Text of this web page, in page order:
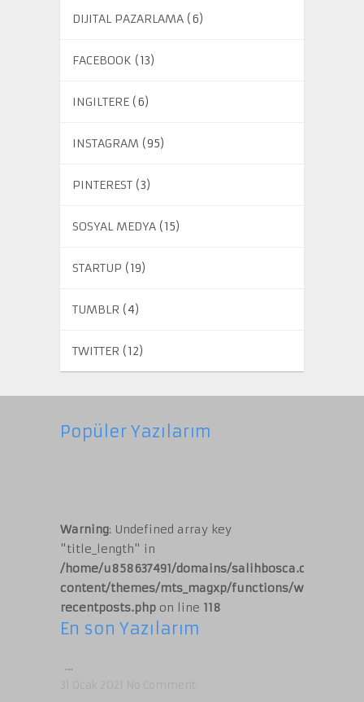
DIJITAL PAZARLAMA(6)
FACEBOOK (13)
INGILTERE(6)
INSTAGRAM (95)
PINTEREST(3)
SOSYAL MEDYA(15)
STARTUP (19)
TUMBLR (4)
TWITTER (12)
Popüler Yazılarım
Warning: Undefined array key
"title_length" in
/home/u858637491/domains/salihbosca.com/
content/themes/mts_magxp/functions/widget-
recentposts.phpon line 118
En son Yazılarım
…